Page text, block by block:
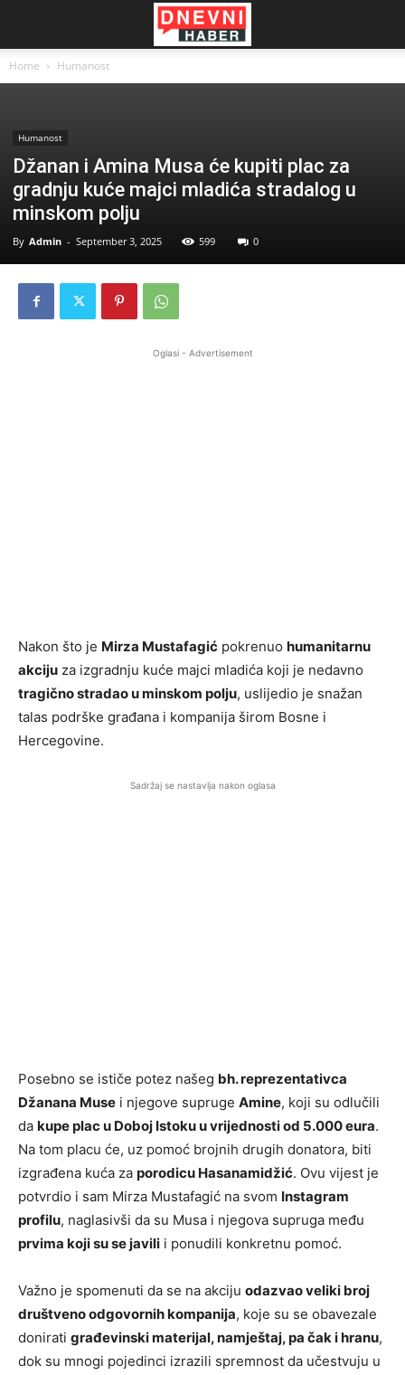
Home Humanost
Humanost
Džanan i Amina Musa će kupiti plac za
gradnju kuće majci mladića stradalog u
minskom polju
By Admin - September 3, 2025 599 0
Oglasi - Advertisement
Nakon što je Mirza Mustafagić pokrenuo humanitarnu
akciju za izgradnju kuće majci mladića koji je nedavno
tragično stradao u minskom polju, uslijedio je snažan
talas podrške građana i kompanija širom Bosne i
Hercegovine.
Sadržaj se nastavlja nakon oglasa
Posebno se ističe potez našeg bh. reprezentativca
Džanana Muse i njegove supruge Amine, koji su odlučili
da kupe plac u Doboj Istoku u vrijednosti od 5.000 eura.
Na tom placu će, uz pomoć brojnih drugih donatora, biti
izgrađena kuća za porodicu Hasanamidžić. Ovu vijest je
potvrdio i sam Mirza Mustafagić na svom Instagram
profilu, naglasivši da su Musa i njegova supruga među
prvima koji su se javili i ponudili konkretnu pomoć.
Važno je spomenuti da se na akciju odazvao veliki broj
društveno odgovornih kompanija, koje su se obavezale
donirati građevinski materijal, namještaj, pa čak i hranu,
dok su mnogi pojedinci izrazili spremnost da učestvuju u